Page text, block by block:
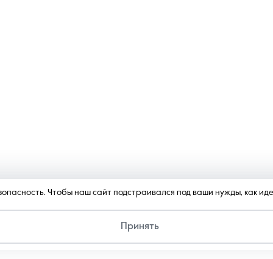
Чтобы наш сайт подстраивался под ваши нужды, как
Принять